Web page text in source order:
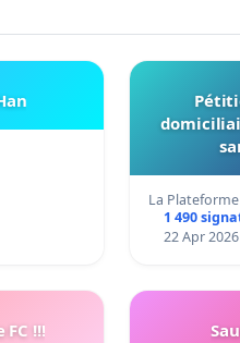
La
1 490
22 Apr 2026
FC !!!